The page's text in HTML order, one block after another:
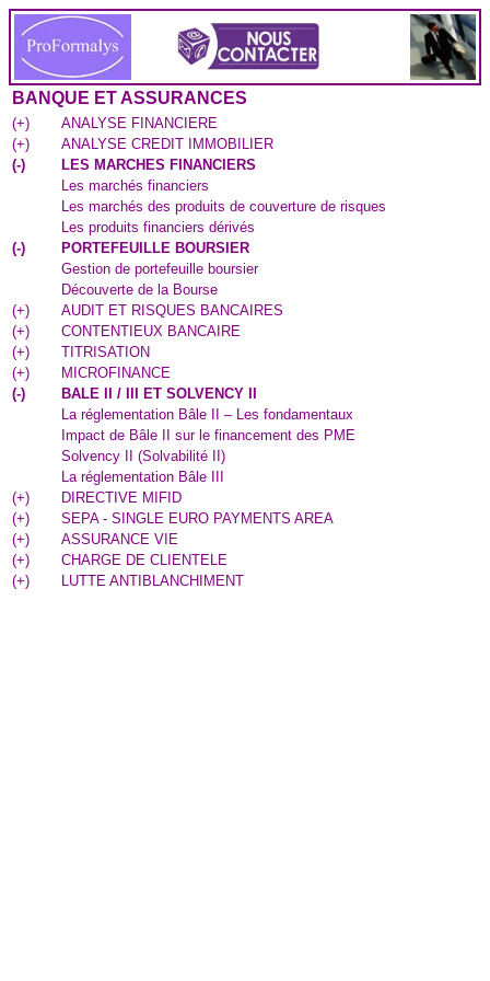
BANQUE ET ASSURANCES
(+)
ANALYSE FINANCIERE
(+)
ANALYSE CREDIT IMMOBILIER
(-)
LES MARCHES FINANCIERS
Les marchés financiers
Les marchés des produits de couverture de risques
Les produits financiers dérivés
(-)
PORTEFEUILLE BOURSIER
Gestion de portefeuille boursier
Découverte de la Bourse
(+)
AUDIT ET RISQUES BANCAIRES
(+)
CONTENTIEUX BANCAIRE
(+)
TITRISATION
(+)
MICROFINANCE
(-)
BALE II / III ET SOLVENCY II
La réglementation Bâle II – Les fondamentaux
Impact de Bâle II sur le financement des PME
Solvency II (Solvabilité II)
La réglementation Bâle III
(+)
DIRECTIVE MIFID
(+)
SEPA - SINGLE EURO PAYMENTS AREA
(+)
ASSURANCE VIE
(+)
CHARGE DE CLIENTELE
(+) LUTTE ANTIBLANCHIMENT